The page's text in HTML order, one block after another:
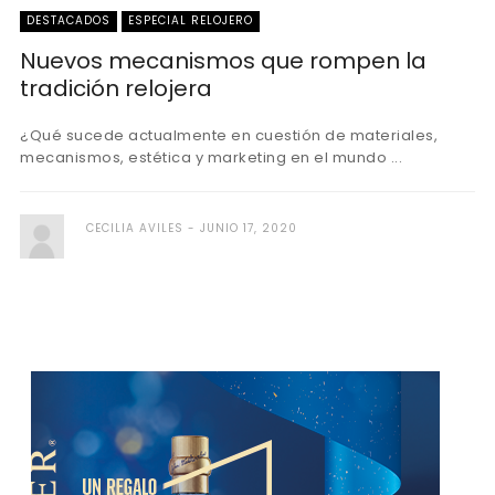
DESTACADOS ESPECIAL RELOJERO
Nuevos mecanismos que rompen la
tradición relojera
¿Qué sucede actualmente en cuestión de materiales,
mecanismos, estética y marketing en el mundo ...
CECILIA AVILES JUNIO 17, 2020